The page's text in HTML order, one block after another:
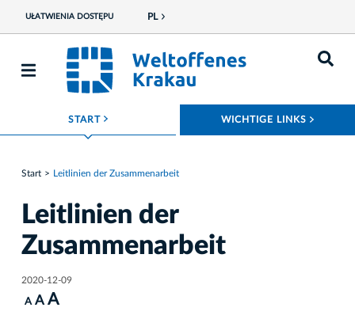
UŁATWIENIA DOSTĘPU PL
START ROZWIŃ MENU WICHTIGE LINKS
Start Leitlinien der Zusammenarbeit
Leitlinien der
Zusammenarbeit
2020-12-09
A A A